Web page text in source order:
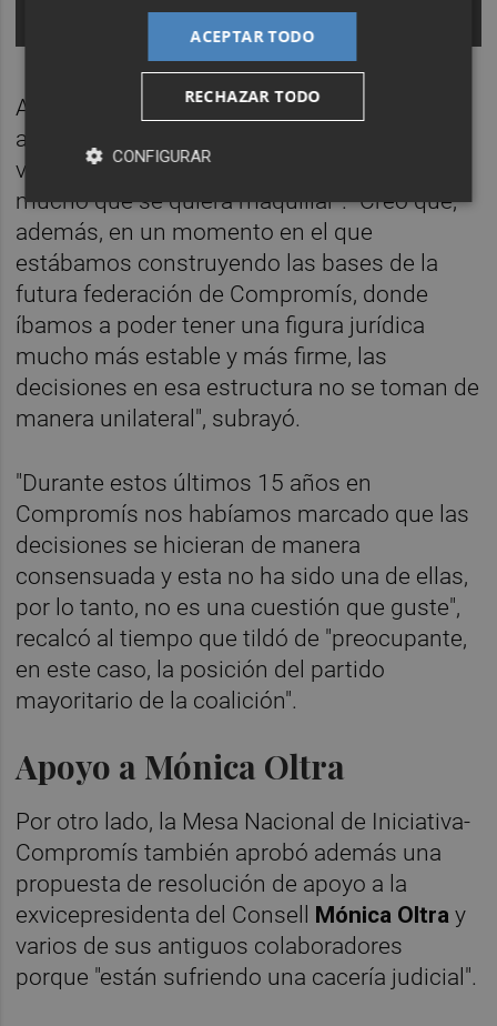
A su juicio, el movimiento de Més "responde
a un movimiento interno que no tiene que
ver con una estrategia de la coalición, por
mucho que se quiera maquillar". "Creo que,
además, en un momento en el que
estábamos construyendo las bases de la
futura federación de Compromís, donde
íbamos a poder tener una figura jurídica
mucho más estable y más firme, las
decisiones en esa estructura no se toman de
manera unilateral", subrayó.
"Durante estos últimos 15 años en
Compromís nos habíamos marcado que las
decisiones se hicieran de manera
consensuada y esta no ha sido una de ellas,
por lo tanto, no es una cuestión que guste",
recalcó al tiempo que tildó de "preocupante,
en este caso, la posición del partido
mayoritario de la coalición".
Apoyo a Mónica Oltra
Por otro lado, la Mesa Nacional de Iniciativa-
Compromís también aprobó además una
propuesta de resolución de apoyo a la
exvicepresidenta del Consell
Mónica Oltra y
varios de sus antiguos colaboradores
porque "están sufriendo una cacería judicial".
ACEPTAR TODO
RECHAZAR TODO
CONFIGURAR